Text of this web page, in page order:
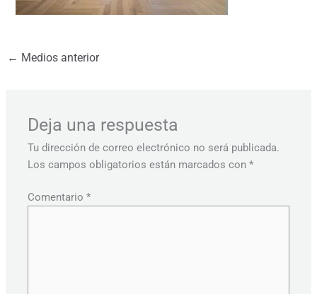
← Medios anterior
Deja una respuesta
Tu dirección de correo electrónico no será publicada.
Los campos obligatorios están marcados con*
Comentario*